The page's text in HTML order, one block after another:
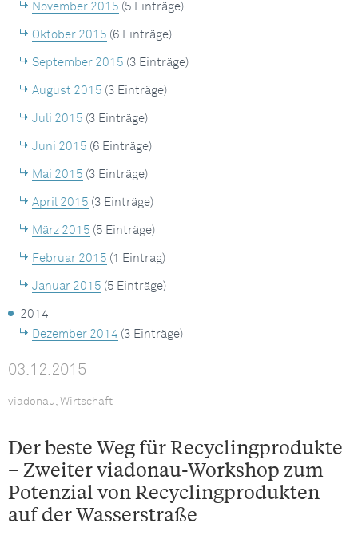
November 2015 (5 Einträge)
Oktober 2015 (6 Einträge)
September 2015 (3 Einträge)
August 2015 (3 Einträge)
Juli 2015 (3 Einträge)
Juni 2015 (6 Einträge)
Mai 2015 (3 Einträge)
April 2015 (3 Einträge)
März 2015 (5 Einträge)
Februar 2015 (1 Eintrag)
Januar 2015 (5 Einträge)
2014
Dezember 2014 (3 Einträge)
03.12.2015
viadonau, Wirtschaft
Der beste Weg für Recyclingprodukte
– Zweiter viadonau-Workshop zum
Potenzial von Recyclingprodukten
auf der Wasserstraße